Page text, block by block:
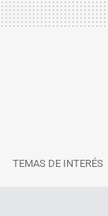
TEMAS DE INTERÉS